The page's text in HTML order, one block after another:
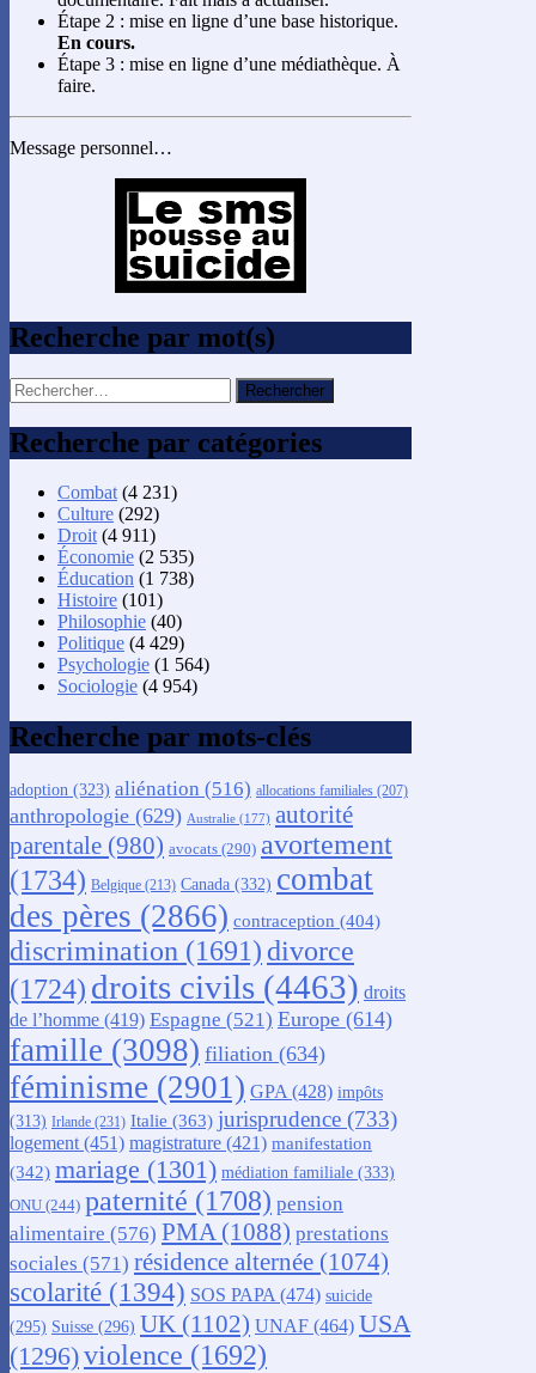
Étape 2 : mise en ligne d’une base historique.
En cours.
Étape 3 : mise en ligne d’une médiathèque. À
faire.
Message personnel…
Recherche par mot(s)
Rechercher :
Recherche par catégories
Combat(4 231)
Culture (292)
Droit(4 911)
Économie (2 535)
Éducation (1 738)
Histoire (101)
Philosophie (40)
Politique (4 429)
Psychologie (1 564)
Sociologie (4 954)
Recherche par mots-clés
adoption (323) aliénation (516) allocations familiales (207)
anthropologie (629) Australie (177) autorité
parentale (980) avocats (290) avortement
(1734) Belgique (213) Canada (332) combat
des pères (2866) contraception (404)
discrimination (1691) divorce
(1724) droits civils (4463) droits
de l’homme (419) Espagne (521) Europe (614)
famille (3098) filiation (634)
féminisme (2901) GPA (428) impôts
(313) Irlande (231) Italie (363) jurisprudence (733)
logement (451) magistrature (421) manifestation
(342) mariage (1301) médiation familiale (333)
ONU (244) paternité (1708) pension
alimentaire (576) PMA(1088) prestations
sociales (571) résidence alternée (1074)
scolarité (1394) SOS PAPA(474) suicide
(295) Suisse (296) UK (1102) UNAF (464) USA
(1296)violence (1692)